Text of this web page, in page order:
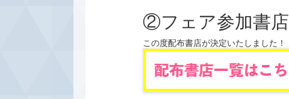
②フェア参加書店
この度配布書店が決定いたしました！